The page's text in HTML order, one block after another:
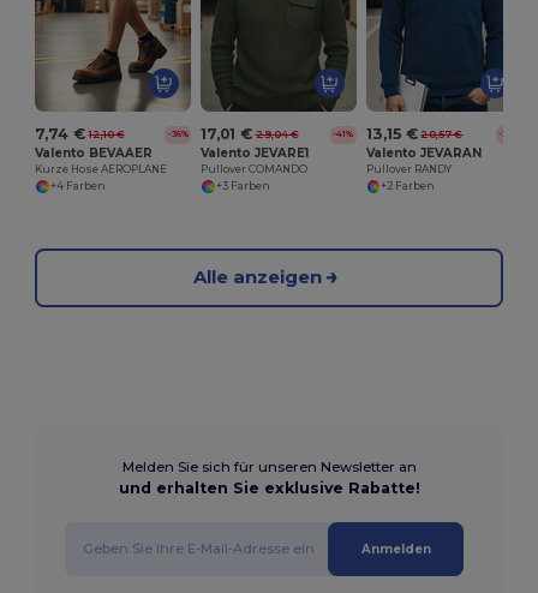
7,74 € 12,10 € -36%
Valento BEVAAER
Kurze Hose AEROPLANE
+4 Farben
17,01 € 29,04 € -41%
Valento JEVARE1
Pullover COMANDO
+3 Farben
13,15 € 20,57 € -36%
Valento JEVARAN
Pullover RANDY
+2 Farben
Alle anzeigen
Melden Sie sich für unseren Newsletter an
und erhalten Sie exklusive Rabatte!
Anmelden